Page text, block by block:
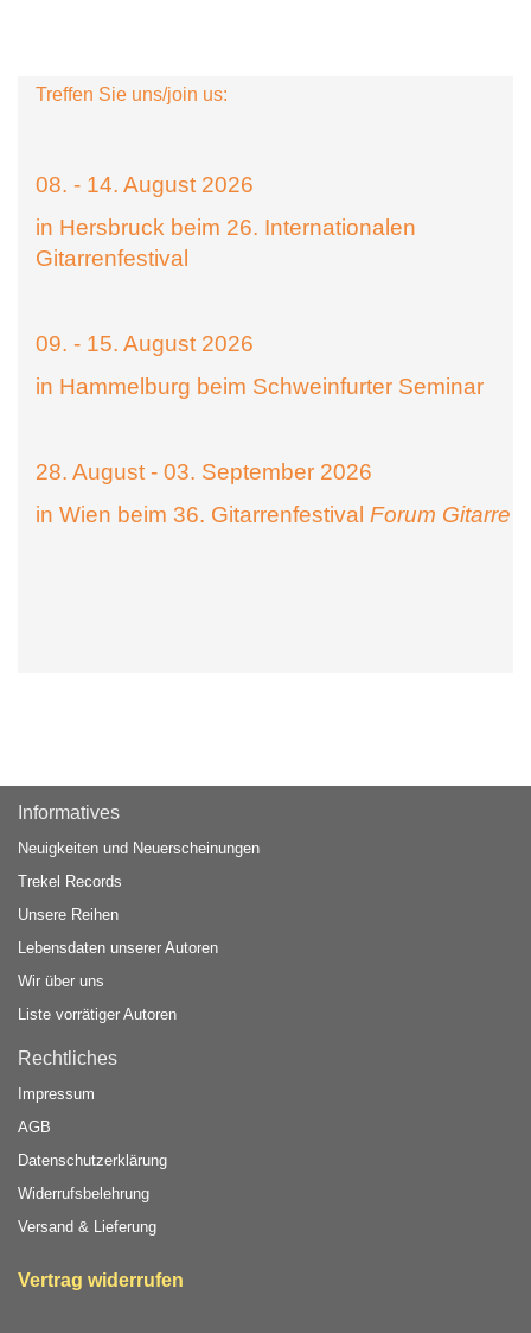
Treffen Sie uns/join us:
08. - 14. August 2026
in Hersbruck beim 26. Internationalen
Gitarrenfestival
09. - 15. August 2026
in Hammelburg beim Schweinfurter Seminar
28. August - 03. September 2026
in Wien beim 36. Gitarrenfestival Forum Gitarre
Informatives
Neuigkeiten und Neuerscheinungen
Trekel Records
Unsere Reihen
Lebensdaten unserer Autoren
Wir über uns
Liste vorrätiger Autoren
Rechtliches
Impressum
AGB
Datenschutzerklärung
Widerrufsbelehrung
Versand & Lieferung
Vertrag widerrufen